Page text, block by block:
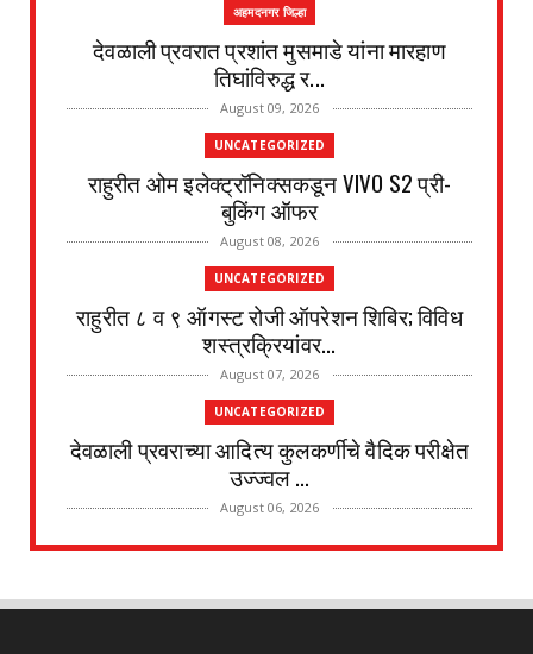
अहमदनगर जिल्हा
देवळाली प्रवरात प्रशांत मुसमाडे यांना मारहाण
तिघांविरुद्ध र...
August 09, 2026
UNCATEGORIZED
राहुरीत ओम इलेक्ट्रॉनिक्सकडून VIVO S2 प्री-
बुकिंग ऑफर
August 08, 2026
UNCATEGORIZED
राहुरीत ८ व ९ ऑगस्ट रोजी ऑपरेशन शिबिर; विविध
शस्त्रक्रियांवर...
August 07, 2026
UNCATEGORIZED
देवळाली प्रवराच्या आदित्य कुलकर्णीचे वैदिक परीक्षेत
उज्ज्वल ...
August 06, 2026
UNCATEGORIZED
August 04, 2026